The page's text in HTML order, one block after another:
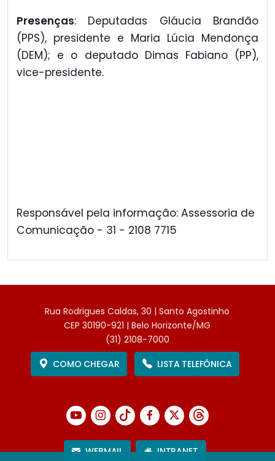
Presenças: Deputadas Gláucia Brandão
(PPS), presidente e Maria Lúcia Mendonça
(DEM); e o deputado Dimas Fabiano (PP),
vice-presidente.
Responsável pela informação: Assessoria de
Comunicação - 31 - 2108 7715
Rua Rodrigues Caldas, 30 | Santo Agostinho
CEP 30190-921 | Belo Horizonte/MG
(31) 2108-7000
COMO CHEGAR
LISTA TELEFÔNICA
WEBMAIL INTRANET